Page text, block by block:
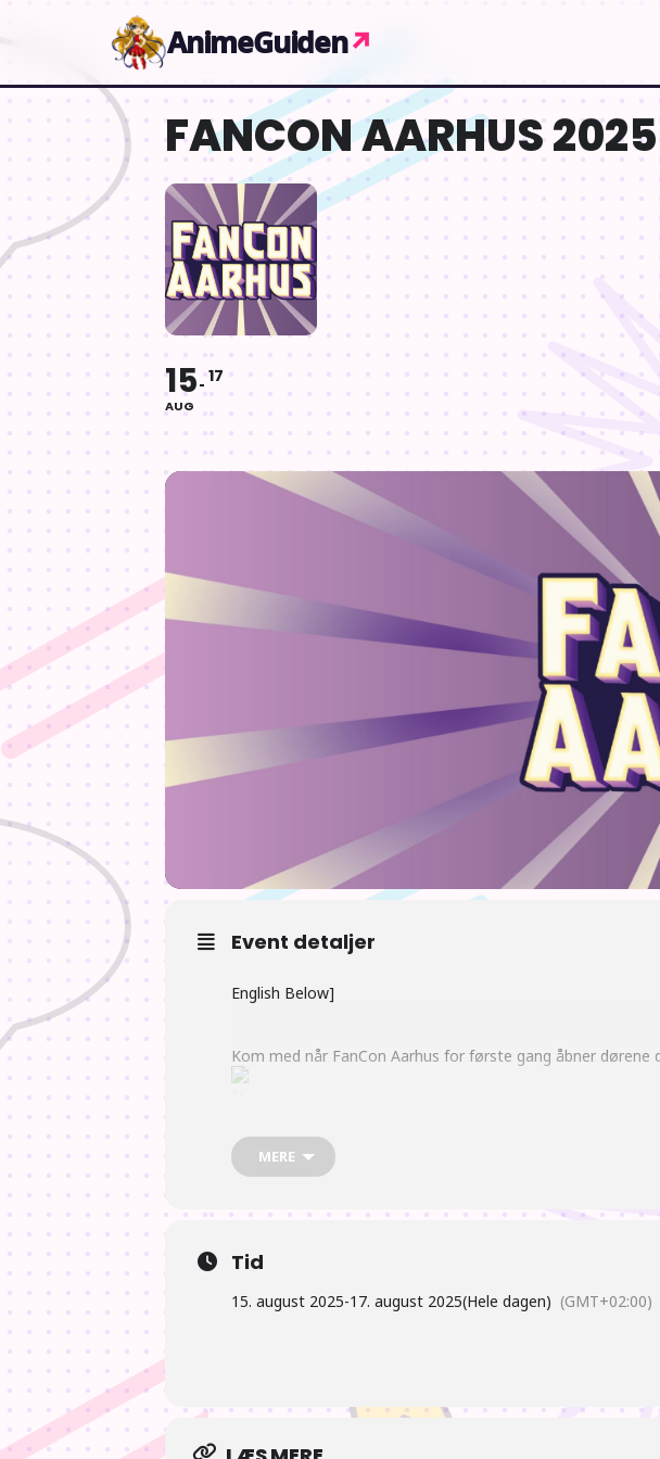
AnimeGuiden↗
FANCON AARHUS 2025
15
AUG
17
Event detaljer
English Below]
Kom med når FanCon Aarhus for første gang åbner dørene
Weekenden står på alverdens underholdning indenfor
Alt fra cosplay, anime/manga og gaming til brætspil og
Der vil være en masse forskellige aktiviteter at deltage i,
I kan blandt andet opleve:
MERE
Tid
15. august 2025-17. august 2025(Hele dagen) (GMT+02:00)